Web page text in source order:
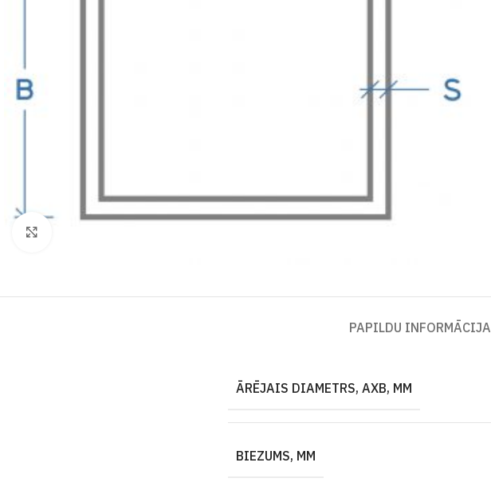
PAPILDU INFORMĀCIJA
ĀRĒJAIS DIAMETRS, AXB, MM
BIEZUMS, MM